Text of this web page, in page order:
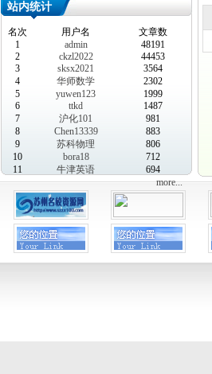
站内统计
名次 用户名
文章数
1
admin
48191
2
ckzl2022
44453
3
sksx2021
3564
4
华师数学
2302
5
yuwen123
1999
6
ttkd
1487
7
沪化101
981
8
Chen13339
883
9
苏科物理
806
10
bora18
712
11
牛津英语
694
more...